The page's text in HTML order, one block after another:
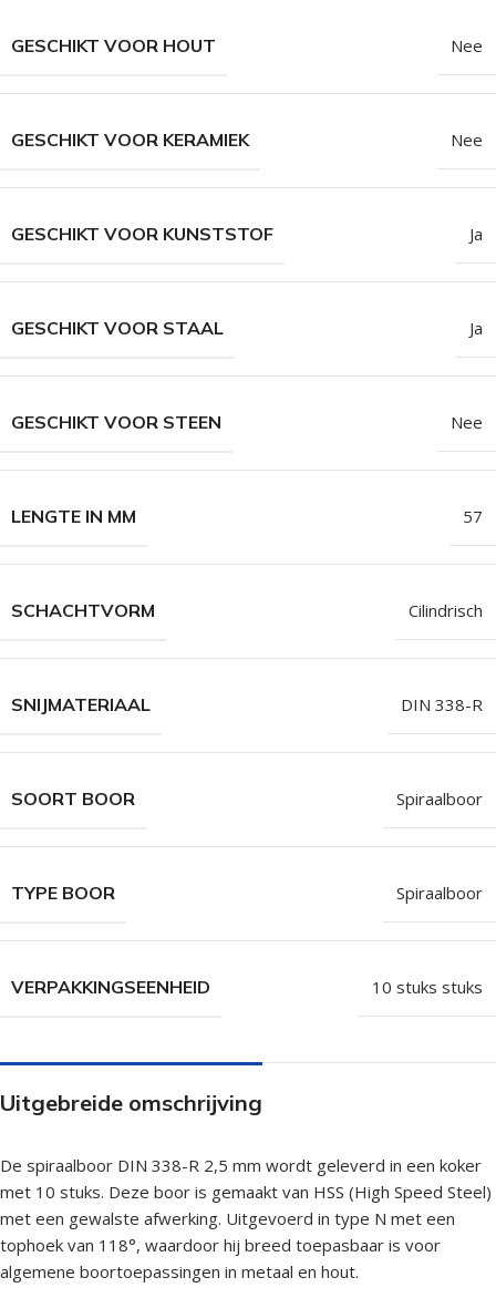
GESCHIKT VOOR HOUT Nee
GESCHIKT VOOR KERAMIEK Nee
GESCHIKT VOOR KUNSTSTOF Ja
GESCHIKT VOOR STAAL Ja
GESCHIKT VOOR STEEN Nee
LENGTE IN MM 57
SCHACHTVORM Cilindrisch
SNIJMATERIAAL DIN 338-R
SOORT BOOR Spiraalboor
TYPE BOOR Spiraalboor
VERPAKKINGSEENHEID 10 stuks stuks
Uitgebreide omschrijving
De spiraalboor DIN 338-R 2,5 mm wordt geleverd in een koker
met 10 stuks. Deze boor is gemaakt van HSS (High Speed Steel)
met een gewalste afwerking. Uitgevoerd in type N met een
tophoek van 118°, waardoor hij breed toepasbaar is voor
algemene boortoepassingen in metaal en hout.